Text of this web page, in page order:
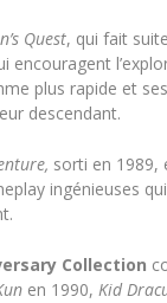
Quest, qui fait
encouragent
plus rapide et
descendant.
sorti en 1989,
ingénieuses
Collection
en 1990,Kid